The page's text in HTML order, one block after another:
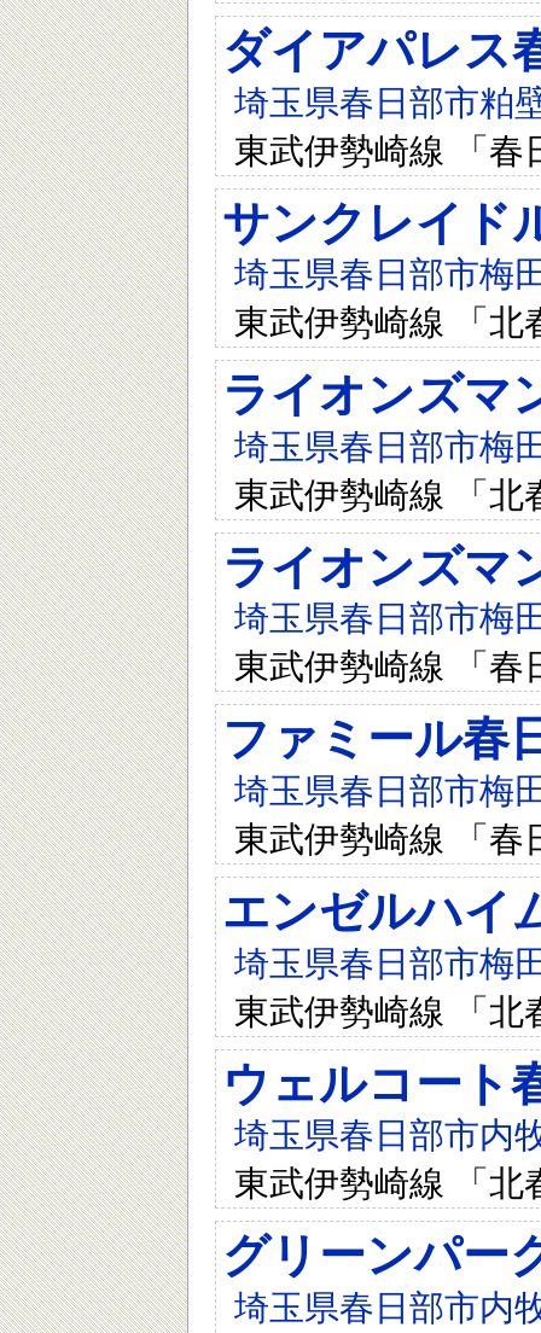
ダイアパレス
埼玉県春日部市粕
東武伊勢崎線 「春
サンクレイド
埼玉県春日部市梅
東武伊勢崎線 「北
ライオンズマ
埼玉県春日部市梅
東武伊勢崎線 「北
ライオンズマ
埼玉県春日部市梅
東武伊勢崎線 「春
ファミール春
埼玉県春日部市梅
東武伊勢崎線 「春
エンゼルハイ
埼玉県春日部市梅
東武伊勢崎線 「北
ウェルコート
埼玉県春日部市内
東武伊勢崎線 「北
グリーンパー
埼玉県春日部市内